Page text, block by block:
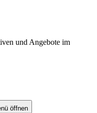
und Angebote im
öffnen